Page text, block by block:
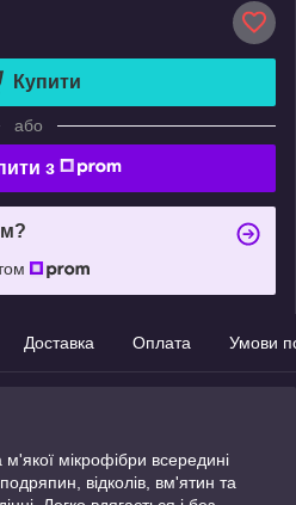
Купити
або
з
Доставка Оплата Умови
м'якої мікрофібри всередині
відколів, вм'ятин та